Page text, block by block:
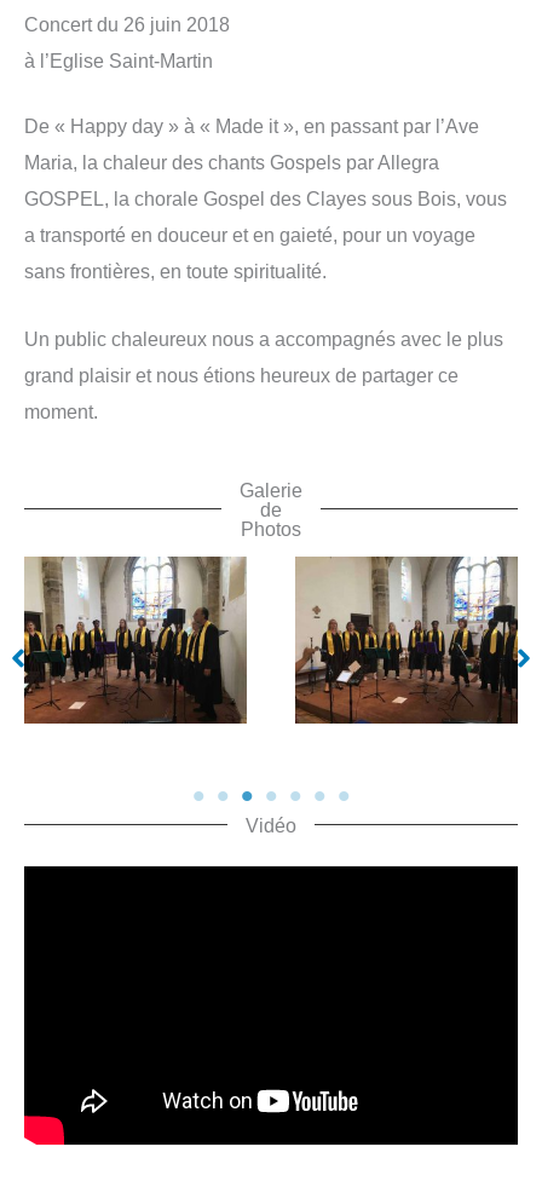
Concert du 26 juin 2018
à l’Eglise Saint-Martin
De « Happy day » à « Made it », en passant par l’Ave
Maria, la chaleur des chants Gospels par Allegra
GOSPEL, la chorale Gospel des Clayes sous Bois, vous
a transporté en douceur et en gaieté, pour un voyage
sans frontières, en toute spiritualité.
Un public chaleureux nous a accompagnés avec le plus
grand plaisir et nous étions heureux de partager ce
moment.
Galerie
de
Photos
Vidéo